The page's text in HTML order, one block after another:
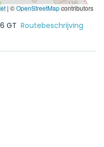
| ©OpenStreetMapcontributors
GT Routebeschrijving